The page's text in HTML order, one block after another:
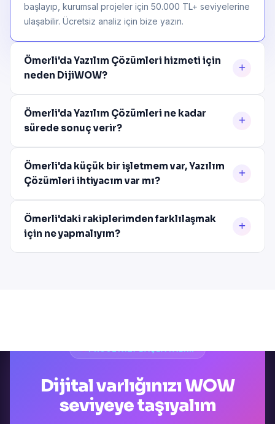
başlayıp, kurumsal projeler için 50.000 TL+ seviyelerine
ulaşabilir. Ücretsiz analiz için bize yazın.
Ömerli'da Yazılım Çözümleri hizmeti için
neden DijiWOW?
Ömerli'da Yazılım Çözümleri ne kadar
sürede sonuç verir?
Ömerli'da küçük bir işletmem var, Yazılım
Çözümleri ihtiyacım var mı?
Ömerli'daki rakiplerimden farklılaşmak
için ne yapmalıyım?
Dijital varlığınızı WOW
seviyeye taşıyalım